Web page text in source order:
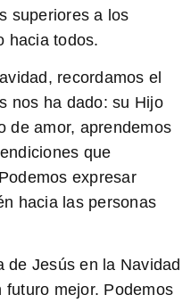
superiores a los
hacia todos.
recordamos el
nos ha dado: su Hijo
de amor, aprendemos
que
expresar
hacia las personas
de Jesús en la Navidad
mejor. Podemos